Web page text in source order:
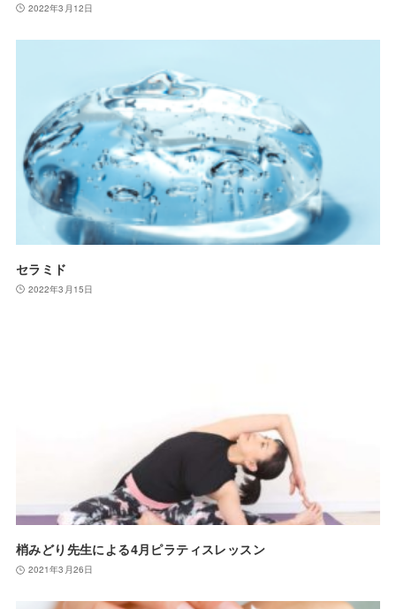
2022年3月12日
セラミド
2022年3月15日
梢みどり先生による4月ピラティスレッスン
2021年3月26日